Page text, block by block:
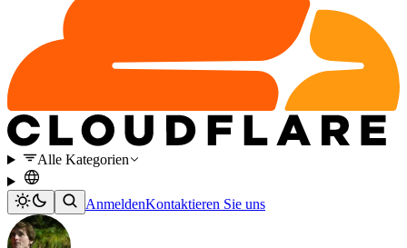
Alle Kategorien
AnmeldenKontaktieren Sie uns